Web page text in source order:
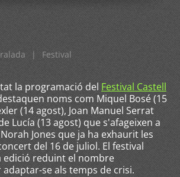
| Festival
la programació del Festival Castell
noms com Miquel Bosé (15
(14 agost), Joan Manuel Serrat
Lucía (13 agost) que s'afageixen a
Jones que ja ha exhaurit les
del 16 de juliol. El festival
edició reduint el nombre
se als temps de crisi.